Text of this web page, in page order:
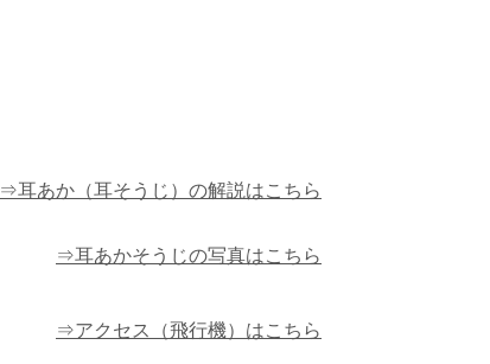
⇒耳あか（耳そうじ）の解説はこちら
⇒耳あかそうじの写真はこちら
⇒アクセス（飛行機）はこちら